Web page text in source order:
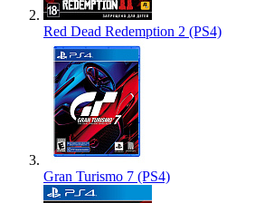
Red Dead Redemption 2 (PS4)
Gran Turismo 7 (PS4)